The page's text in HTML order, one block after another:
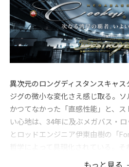
異次元のロングディスタンスキャス
ジグの微小な変化さえ感じ取る。ソ
かつてなかった「直感性能」と、
い心地は、34年に及ぶメガバス・
とロッドエンジニア伊東由樹の「
感覚神経の経路が拡大されたかのよ